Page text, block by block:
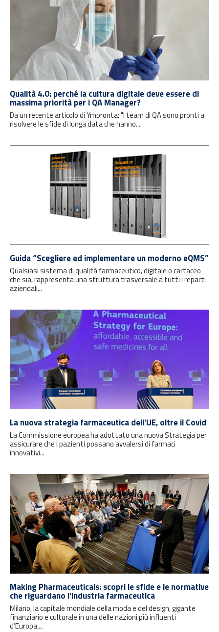
Qualità 4.0: perché la cultura digitale deve essere di
massima priorità per i QA Manager?
Da un recente articolo di Ympronta: "I team di QA sono pronti a
risolvere le sfide di lunga data che hanno...
Guida “Scegliere ed implementare un moderno eQMS”
Qualsiasi sistema di qualità farmaceutico, digitale o cartaceo
che sia, rappresenta una struttura trasversale a tutti i reparti
aziendali...
La nuova strategia farmaceutica dell'UE, oltre il Covid
La Commissione europea ha adottato una nuova Strategia per
assicurare che i pazienti possano avvalersi di farmaci
innovativi...
Making Pharmaceuticals: scopri le sfide e le normative
che riguardano l'industria farmaceutica
Milano, la capitale mondiale della moda e del design, gigante
finanziario e culturale in una delle nazioni più influenti
d’Europa,...